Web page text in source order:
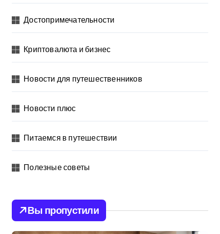
Достопримечательности
Криптовалюта и бизнес
Новости для путешественников
Новости плюс
Питаемся в путешествии
Полезные советы
Вы пропустили